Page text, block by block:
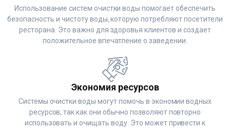
Использование систем очистки воды помогает обеспечить
безопасность и чистоту воды, которую потребляют посетители
ресторана. Это важно для здоровья клиентов и создает
положительное впечатление о заведении.
Экономия ресурсов
Системы очистки воды могут помочь в экономии водных
ресурсов, так как они обычно позволяют повторно
использовать и очищать воду. Это может привести к